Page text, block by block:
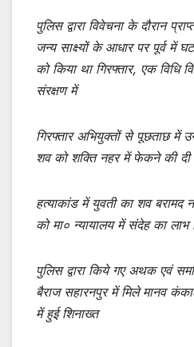
s
A
p
p
e
b
o
er
पुलिस द्वारा विवेचना के दौरान
जन्य साक्ष्यों के आधार पर पूर्व में
को किया था गिरफ्तार, एक विधि
संरक्षण में
गिरफ्तार अभियुक्तों से पूछताछ में
शव को शक्ति नहर में फेकने की दी
हत्याकांड में युवती का शव बरामद
को मा० न्यायालय में संदेह का लाभ
पुलिस द्वारा किये गए अथक एवं
बैराज सहारनपुर में मिले मानव
में हुई शिनाख्त